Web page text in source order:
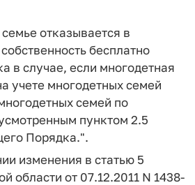
отказывается в
бесплатно
в случае, если многодетная
учете многодетных семей
семей по
пунктом 2.5
Порядка.".
изменения в статью 5
области от 07.12.2011 N 1438-